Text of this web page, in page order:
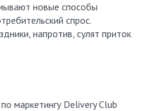
новые способы
спрос.
напротив, сулят приток
маркетингу Delivery Club